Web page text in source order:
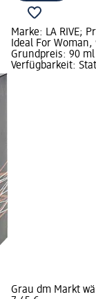
Marke: LA RIVE;
Ideal For
Grundpreis: 90
Verfügbarkeit:
Grau dm Markt